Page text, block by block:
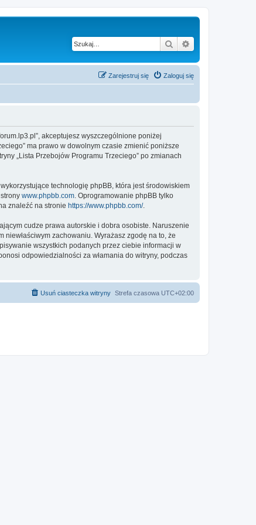
Szukaj
Zaloguj się
Zarejestruj się
akceptujesz wyszczególnione poniżej
ma prawo w dowolnym czasie zmienić poniższe
„Lista Przebojów Programu Trzeciego” po zmianach
wykorzystujące technologię phpBB, która jest środowiskiem
www.phpbb.com . Oprogramowanie phpBB tylko
znaleźć na stronie https://www.phpbb.com/.
cudze prawa autorskie i dobra osobiste. Naruszenie
zachowaniu. Wyrażasz zgodę na to, że
wszystkich podanych przez ciebie informacji w
odpowiedzialności za włamania do witryny, podczas
Strefa czasowa UTC+02:00
Usuń ciasteczka witryny